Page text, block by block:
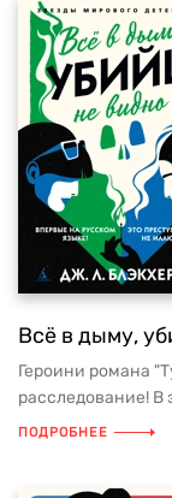
Всё в дыму,
Героини романа
расследование! В
ПОДРОБНЕЕ